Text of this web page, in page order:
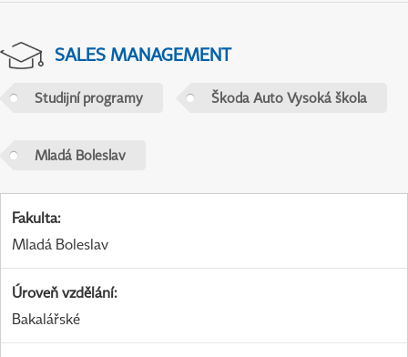
SALES MANAGEMENT
Studijní programy Škoda Auto Vysoká škola
Mladá Boleslav
Fakulta:
Mladá Boleslav
Úroveň vzdělání:
Bakalářské